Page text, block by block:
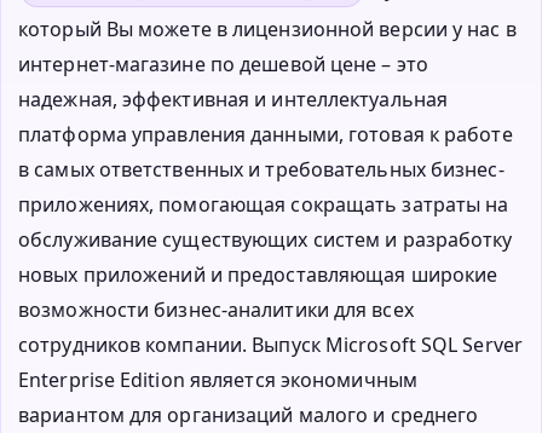
который Вы можете в лицензионной версии у нас в
интернет-магазине по дешевой цене – это
надежная, эффективная и интеллектуальная
платформа управления данными, готовая к работе
в самых ответственных и требовательных бизнес-
приложениях, помогающая сокращать затраты на
обслуживание существующих систем и разработку
новых приложений и предоставляющая широкие
возможности бизнес-аналитики для всех
сотрудников компании. Выпуск Microsoft SQL Server
Enterprise Edition является экономичным
вариантом для организаций малого и среднего